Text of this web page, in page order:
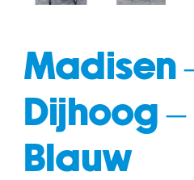
Madisen
Dijhoog –
Blauw